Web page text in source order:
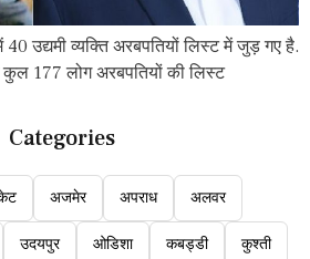
उद्यमी व्यक्ति अरबपतियों लिस्ट में जुड़ गए है.
177 लोग अरबपतियों की लिस्ट
Categories
अजमेर अपराध अलवर
उदयपुर ओडिशा कबड्डी कुश्ती